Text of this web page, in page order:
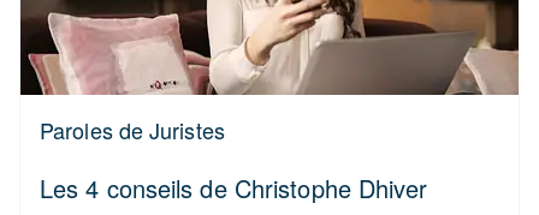
Paroles de Juristes
Les 4 conseils de Christophe Dhiver